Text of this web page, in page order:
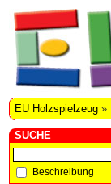
EU Holzspielzeug »
SUCHE
Beschreibung